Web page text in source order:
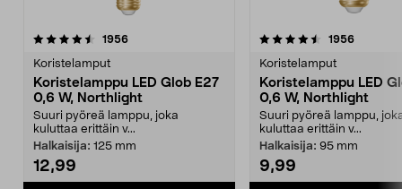
1956arvostelut
Koristelamput
Koristelamppu LED Glob E27
0,6 W, Northlight
Suuri pyöreä lamppu, joka
kuluttaa erittäin v...
Halkaisija: 125 mm
12,99
4.5 viidestä
1956
Koristelamput
Koristelamppu LED
0,6 W, Northlight
Suuri pyöreä lamppu,
kuluttaa erittäin v...
Halkaisija: 95 mm
9,99
4.5 viidestä